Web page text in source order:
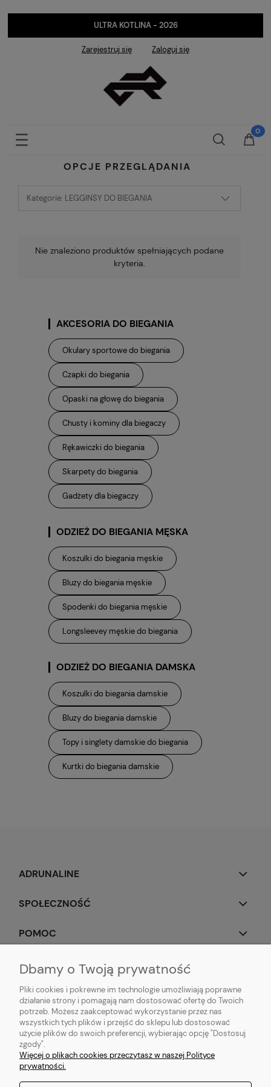
ULTRA KOTLINA - 2026
Zarejestruj się Zaloguj się
OPCJE PRZEGLĄDANIA
Kategorie: LEGGINSY DO BIEGANIA
Nie znaleziono produktów spełniających podane
kryteria.
AKCESORIA DO BIEGANIA
Okulary sportowe do biegania
Czapki do biegania
Opaski na głowę do biegania
Chusty i kominy dla biegaczy
Rękawiczki do biegania
Skarpety do biegania
Gadżety dla biegaczy
ODZIEŻ DO BIEGANIA MĘSKA
Koszulki do biegania męskie
Bluzy do biegania męskie
Spodenki do biegania męskie
Longsleevey męskie do biegania
ODZIEŻ DO BIEGANIA DAMSKA
Koszulki do biegania damskie
Bluzy do biegania damskie
Topy i singlety damskie do biegania
Kurtki do biegania damskie
ADRUNALINE
SPOŁECZNOŚĆ
POMOC
OBSERWUJ NAS
Popularne produkty:Koszulki do biegania|Topy do biegania|Bluzy do
biegania| Longsleeve do biegania|Kurtki do biegania|Kamizelki do
biegania| Legginsy do biegania
Dbamy o Twoją prywatność
Pliki cookies i pokrewne im technologie umożliwiają poprawne
działanie strony i pomagają nam dostosować ofertę do Twoich
potrzeb. Możesz zaakceptować wykorzystanie przez nas
wszystkich tych plików i przejść do sklepu lub dostosować
użycie plików do swoich preferencji, wybierając opcję "Dostosuj
zgody".
Więcej o plikach cookies przeczytasz w naszej Polityce
prywatności.